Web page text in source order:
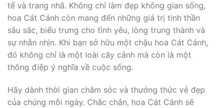
tế và trang nhã. Không chỉ làm đẹp không gian sống,
hoa Cát Cánh còn mang đến những giá trị tinh thần
sâu sắc, biểu trưng cho tình yêu, lòng trung thành và
sự nhẫn nhịn. Khi bạn sở hữu một chậu hoa Cát Cánh,
đó không chỉ là một loài cây cảnh mà còn là một
thông điệp ý nghĩa về cuộc sống.
Hãy dành thời gian chăm sóc và thưởng thức vẻ đẹp
của chúng mỗi ngày. Chắc chắn, hoa Cát Cánh sẽ